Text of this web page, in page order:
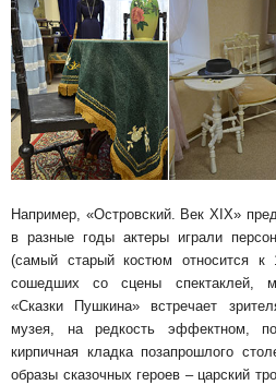
Например, «Островский. Век XIX»
в разные годы актеры играли
(самый старый костюм относится к
сошедших со сцены спектаклей,
«Сказки Пушкина» встречает
музея, на редкость эффектном,
кирпичная кладка позапрошлого
образы сказочных героев – царский